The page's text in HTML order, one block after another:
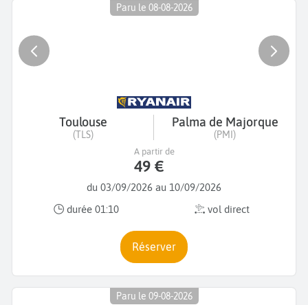
Paru le 08-08-2026
Toulouse
(TLS)
Palma de Majorque
(PMI)
du 03/09/2026 au 10/09/2026
durée 01:10
vol direct
A partir de
49 €
Réserver
Paru le 09-08-2026